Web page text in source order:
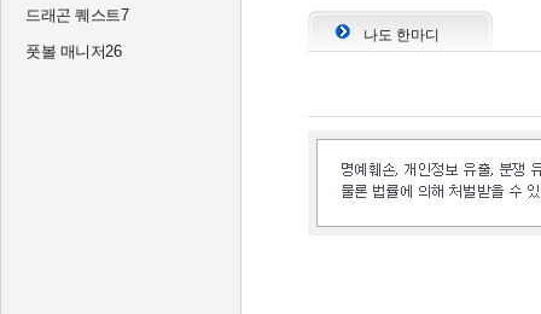
드래곤 퀘스트7
풋볼 매니저26
나도 한마디